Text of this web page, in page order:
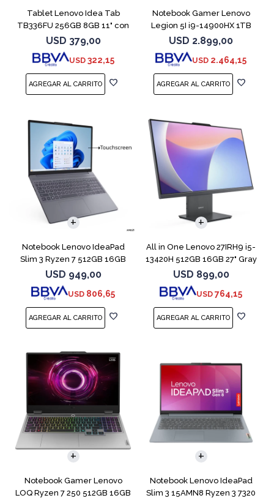
Tablet Lenovo Idea Tab
TB336FU 256GB 8GB 11" con
Pen + Funda
USD 379,00
USD 322,15
Notebook Gamer Lenovo
Legion 5I i9-14900HX 1TB
16GB RTX5070
USD 2.899,00
USD 2.464,15
Notebook Lenovo IdeaPad
Slim 3 Ryzen 7 512GB 16GB
15.3 Touch
USD 949,00
USD 806,65
All in One Lenovo 27IRH9 i5-
13420H 512GB 16GB 27" Gray
USD 899,00
USD 764,15
Notebook Gamer Lenovo
LOQ Ryzen 7 250 512GB 16GB
COMPARAR
Notebook Lenovo IdeaPad
Slim 3 15AMN8 Ryzen 3 7320